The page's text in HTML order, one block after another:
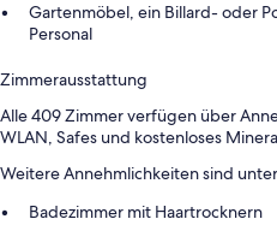
Gartenmöbel, ein Billard- oder
Personal
Zimmerausstattung
Alle 409 Zimmer verfügen über
WLAN, Safes und kostenloses
Weitere Annehmlichkeiten sind
Badezimmer mit Haartrocknern